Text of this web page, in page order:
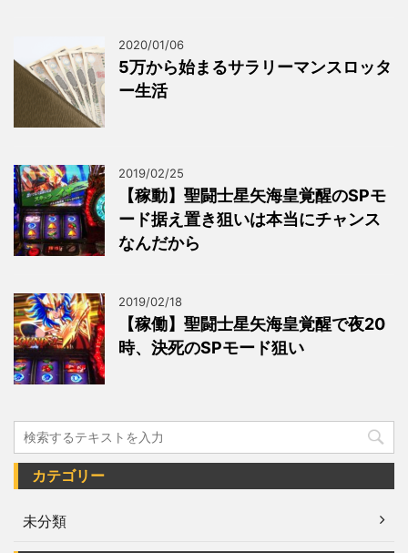
2020/01/06
5万から始まるサラリーマンスロッタ
ー生活
2019/02/25
【稼動】聖闘士星矢海皇覚醒のSPモ
ード据え置き狙いは本当にチャンス
なんだから
2019/02/18
【稼働】聖闘士星矢海皇覚醒で夜20
時、決死のSPモード狙い
カテゴリー
未分類